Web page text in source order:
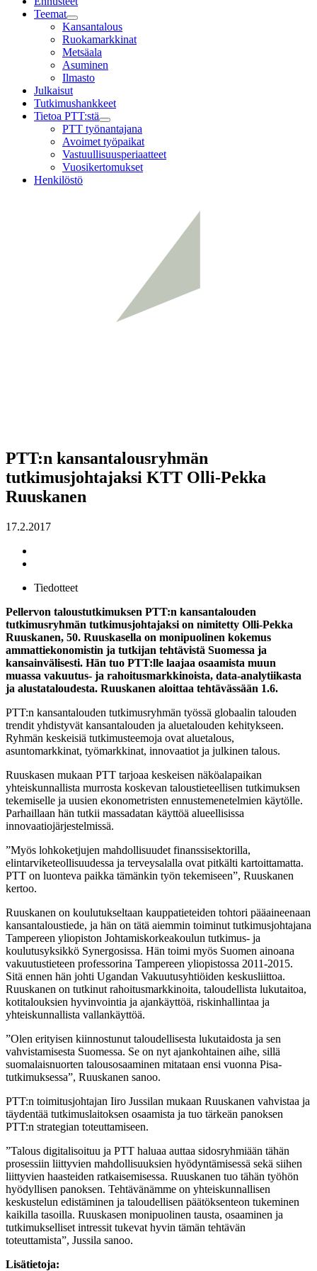
Teemat
Child
menu
Kansantalous
Ruokamarkkinat
Metsäala
Asuminen
Ilmasto
Julkaisut
Tutkimushankkeet
Tietoa PTT:stä
Child
menu
PTT työnantajana
Avoimet työpaikat
Vastuullisuusperiaatteet
Vuosikertomukset
Henkilöstö
PTT:n kansantalousryhmän
tutkimusjohtajaksi KTT Olli-Pekka
Ruuskanen
17.2.2017
Tiedotteet
Pellervon taloustutkimuksen PTT:n kansantalouden
tutkimusryhmän tutkimusjohtajaksi on nimitetty Olli-Pekka
Ruuskanen, 50. Ruuskasella on monipuolinen kokemus
ammattiekonomistin ja tutkijan tehtävistä Suomessa ja
kansainvälisesti. Hän tuo PTT:lle laajaa osaamista muun
muassa vakuutus- ja rahoitusmarkkinoista, data-analytiikasta
ja alustataloudesta. Ruuskanen aloittaa tehtävässään 1.6.
PTT:n kansantalouden tutkimusryhmän työssä globaalin talouden
trendit yhdistyvät kansantalouden ja aluetalouden kehitykseen.
Ryhmän keskeisiä tutkimusteemoja ovat aluetalous,
asuntomarkkinat, työmarkkinat, innovaatiot ja julkinen talous.
Ruuskasen mukaan PTT tarjoaa keskeisen näköalapaikan
yhteiskunnallista murrosta koskevan taloustieteellisen tutkimuksen
tekemiselle ja uusien ekonometristen ennustemenetelmien käytölle.
Parhaillaan hän tutkii massadatan käyttöä alueellisissa
innovaatiojärjestelmissä.
”Myös lohkoketjujen mahdollisuudet finanssisektorilla,
elintarviketeollisuudessa ja terveysalalla ovat pitkälti kartoittamatta.
PTT on luonteva paikka tämänkin työn tekemiseen”, Ruuskanen
kertoo.
Ruuskanen on koulutukseltaan kauppatieteiden tohtori pääaineenaan
kansantaloustiede, ja hän on tätä aiemmin toiminut tutkimusjohtajana
Tampereen yliopiston Johtamiskorkeakoulun tutkimus- ja
koulutusyksikkö Synergosissa. Hän toimi myös Suomen ainoana
vakuutustieteen professorina Tampereen yliopistossa 2011-2015.
Sitä ennen hän johti Ugandan Vakuutusyhtiöiden keskusliittoa.
Ruuskanen on tutkinut rahoitusmarkkinoita, taloudellista lukutaitoa,
kotitalouksien hyvinvointia ja ajankäyttöä, riskinhallintaa ja
yhteiskunnallista vallankäyttöä.
”Olen erityisen kiinnostunut taloudellisesta lukutaidosta ja sen
vahvistamisesta Suomessa. Se on nyt ajankohtainen aihe, sillä
suomalaisnuorten talousosaaminen mitataan ensi vuonna Pisa-
tutkimuksessa”, Ruuskanen sanoo.
PTT:n toimitusjohtajan Iiro Jussilan mukaan Ruuskanen vahvistaa ja
täydentää tutkimuslaitoksen osaamista ja tuo tärkeän panoksen
PTT:n strategian toteuttamiseen.
”Talous digitalisoituu ja PTT haluaa auttaa sidosryhmiään tähän
prosessiin liittyvien mahdollisuuksien hyödyntämisessä sekä siihen
liittyvien haasteiden ratkaisemisessa. Ruuskanen tuo tähän työhön
hyödyllisen panoksen. Tehtävänämme on yhteiskunnallisen
keskustelun edistäminen ja taloudellisen päätöksenteon tukeminen
kaikilla tasoilla. Ruuskasen monipuolinen tausta, osaaminen ja
tutkimukselliset intressit tukevat hyvin tämän tehtävän
toteuttamista”, Jussila sanoo.
Lisätietoja: